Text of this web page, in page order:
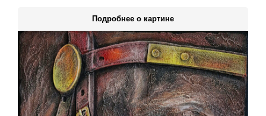
Подробнее о картине